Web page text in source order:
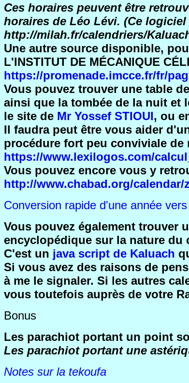
Ces horaires peuvent être
horaires de Léo Lévi. (Ce
http://milah.fr/calendriers/
Une autre source disponible,
L'INSTITUT DE MÉCANIQUE
https://promenade.imcce.fr/fr/
Vous pouvez trouver une table
ainsi que la tombée de la nuit
le site de Mr Yossef STIOUI, ou
Il faudra peut être vous aider
procédure fort peu conviviale
https://www.lexilogos.com/
Vous pouvez encore vous y
http://www.chabad.org/calendar/
Conversion rapide d'une année
Vous pouvez également trouver
encyclopédique sur la nature du
C'est un java script de Kaluach
Si vous avez des raisons de
à me le signaler. Si les autres
vous toutefois auprès de votre
Bonus
Les parachiot portant un point
Les parachiot portant une
Notes sur la tekoufa